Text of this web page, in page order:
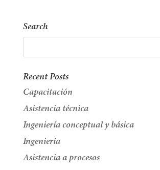
Search
Recent Posts
Capacitación
Asistencia técnica
Ingeniería conceptual y básica
Ingeniería
Asistencia a procesos